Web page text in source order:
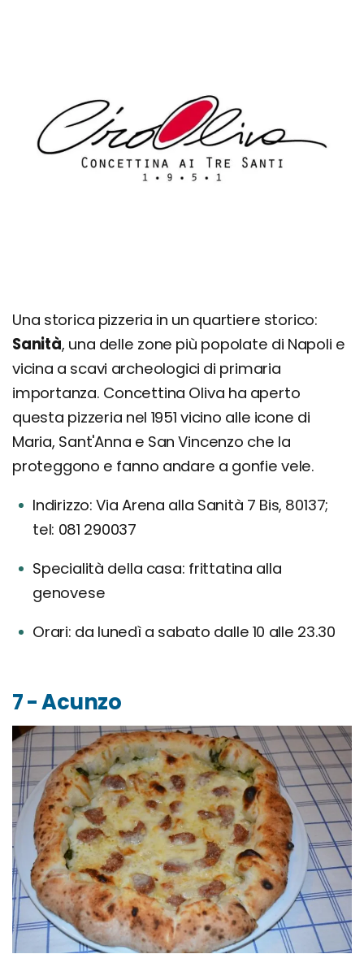
Una storica pizzeria in un quartiere storico:
Sanità, una delle zone più popolate di Napoli e
vicina a scavi archeologici di primaria
importanza. Concettina Oliva ha aperto
questa pizzeria nel 1951 vicino alle icone di
Maria, Sant'Anna e San Vincenzo che la
proteggono e fanno andare a gonfie vele.
Indirizzo: Via Arena alla Sanità 7 Bis, 80137;
tel: 081 290037
Specialità della casa: frittatina alla
genovese
Orari: da lunedì a sabato dalle 10 alle 23.30
7 - Acunzo